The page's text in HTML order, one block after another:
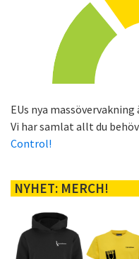
EUs nya
Vi har samlat allt du
Control!
NYHET: MERCH!